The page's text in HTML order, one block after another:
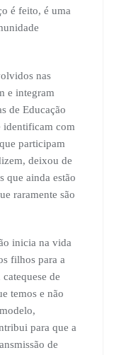
é feito, é uma
nas
e integram
de Educação
identificam com
participam
deixou de
que ainda estão
raramente são
inicia na vida
filhos para a
de
temos e não
para que a
de